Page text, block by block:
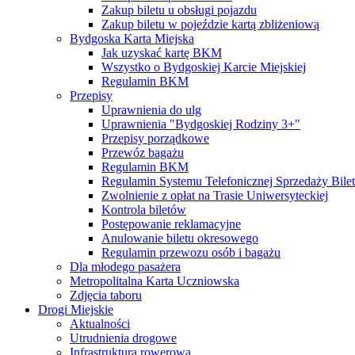
Zakup biletu u obsługi pojazdu
Zakup biletu w pojeździe kartą zbliżeniową
Bydgoska Karta Miejska
Jak uzyskać kartę BKM
Wszystko o Bydgoskiej Karcie Miejskiej
Regulamin BKM
Przepisy
Uprawnienia do ulg
Uprawnienia "Bydgoskiej Rodziny 3+"
Przepisy porządkowe
Przewóz bagażu
Regulamin BKM
Regulamin Systemu Telefonicznej Sprzedaży
Zwolnienie z opłat na Trasie Uniwersyteckiej
Kontrola biletów
Postępowanie reklamacyjne
Anulowanie biletu okresowego
Regulamin przewozu osób i bagażu
Dla młodego pasażera
Metropolitalna Karta Uczniowska
Zdjęcia taboru
Drogi Miejskie
Aktualności
Utrudnienia drogowe
Infrastruktura rowerowa